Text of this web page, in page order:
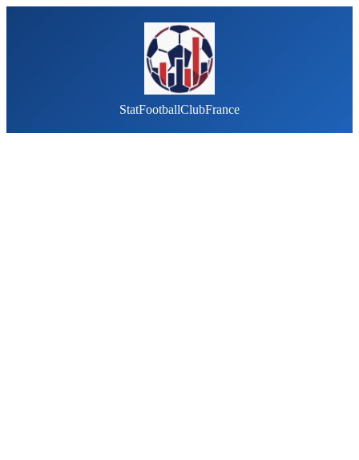
StatFootballClubFrance